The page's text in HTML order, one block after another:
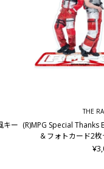
キー
THE
(R)MPG Special Thanks
＆フォトカード2